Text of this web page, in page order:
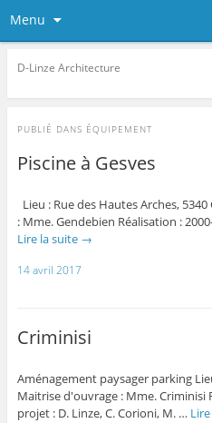
Menu
D-Linze Architecture
PUBLIÉ DANS ÉQUIPEMENT
Piscine à Gesves
Lieu : Rue des Hautes Arches,
: Mme. Gendebien Réalisation :
Lire la suite →
14 avril 2017
Criminisi
Aménagement paysager parking
Maitrise d'ouvrage : Mme. Criminisi
projet : D. Linze, C. Corioni, M. …